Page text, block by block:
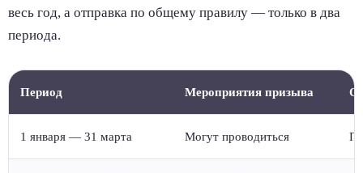
весь год, а отправка по общему правилу — только в два
периода.
Период Мероприятия призыва
1 января — 31 марта Могут проводиться